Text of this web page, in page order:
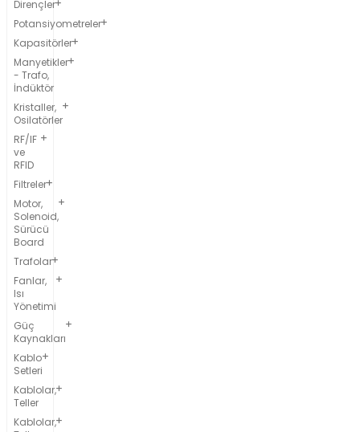
Dirençler
Potansiyometreler
Kapasitörler
Manyetikler
- Trafo,
İndüktör
Kristaller,
Osilatörler
RF/IF
ve
RFID
Filtreler
Motor,
Solenoid,
Sürücü
Board
Trafolar
Fanlar,
Isı
Yönetimi
Güç
Kaynakları
Kablo
Setleri
Kablolar,
Teller
Kablolar,